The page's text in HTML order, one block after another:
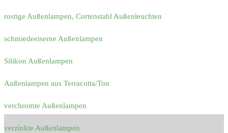
rostige Außenlampen, Cortenstahl Außenleuchten
schmiedeeiserne Außenlampen
Silikon Außenlampen
Außenlampen aus Terracotta/Ton
verchromte Außenlampen
verzinkte Außenlampen